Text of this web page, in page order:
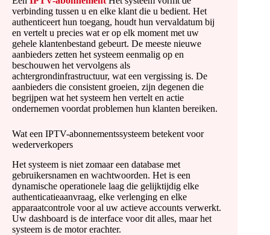
verbinding tussen u en elke klant die u bedient. Het
authenticeert hun toegang, houdt hun vervaldatum bij
en vertelt u precies wat er op elk moment met uw
gehele klantenbestand gebeurt. De meeste nieuwe
aanbieders zetten het systeem eenmalig op en
beschouwen het vervolgens als
achtergrondinfrastructuur, wat een vergissing is. De
aanbieders die consistent groeien, zijn degenen die
begrijpen wat het systeem hen vertelt en actie
ondernemen voordat problemen hun klanten bereiken.
Wat een IPTV-abonnementssysteem betekent voor
wederverkopers
Het systeem is niet zomaar een database met
gebruikersnamen en wachtwoorden. Het is een
dynamische operationele laag die gelijktijdig elke
authenticatieaanvraag, elke verlenging en elke
apparaatcontrole voor al uw actieve accounts verwerkt.
Uw dashboard is de interface voor dit alles, maar het
systeem is de motor erachter.